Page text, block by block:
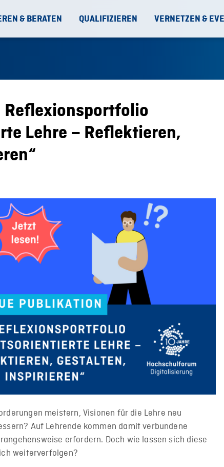
& BERATEN QUALIFIZIEREN VERNETZEN &
Reflexionsportfolio
Lehre – Reflektieren,
meistern, Visionen für die Lehre neu
Auf Lehrende kommen damit verbundene
erfordern. Doch wie lassen sich diese
weiterverfolgen?